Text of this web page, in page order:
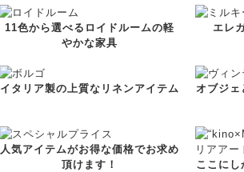
11色から選べるロイドルームの軽
やかな家具
エレ
イタリア製の上質なリネンアイテム
オブジェ
人気アイテムがお得な価格でお求め
頂けます！
ここにし